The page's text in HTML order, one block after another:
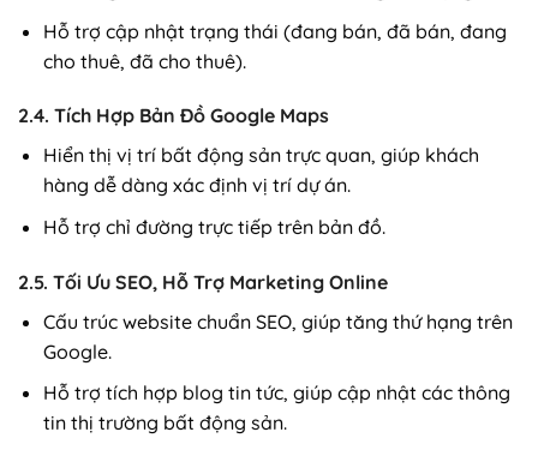
Hỗ trợ cập nhật trạng thái (đang bán, đã bán, đang
cho thuê, đã cho thuê).
2.4. Tích Hợp Bản Đồ Google Maps
Hiển thị vị trí bất động sản trực quan, giúp khách
hàng dễ dàng xác định vị trí dự án.
Hỗ trợ chỉ đường trực tiếp trên bản đồ.
2.5. Tối Ưu SEO, Hỗ Trợ Marketing Online
Cấu trúc website chuẩn SEO, giúp tăng thứ hạng trên
Google.
Hỗ trợ tích hợp blog tin tức, giúp cập nhật các thông
tin thị trường bất động sản.